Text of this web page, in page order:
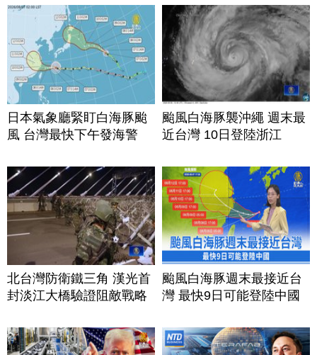
日本氣象廳緊盯白海豚颱
風 台灣最快下午發海警
颱風白海豚襲沖繩 週末最
近台灣 10日登陸浙江
北台灣防衛鐵三角 漢光首
封淡江大橋驗證阻敵戰略
颱風白海豚週末最接近台
灣 最快9日可能登陸中國